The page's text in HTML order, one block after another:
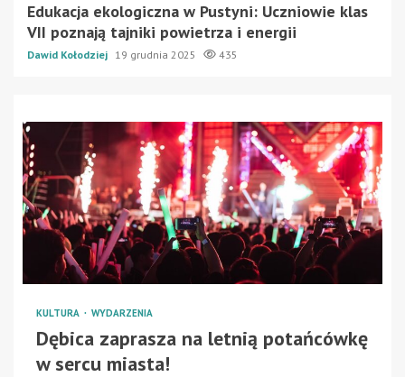
Edukacja ekologiczna w Pustyni: Uczniowie klas
VII poznają tajniki powietrza i energii
Dawid Kołodziej 19 grudnia 2025 435
KULTURA WYDARZENIA
Dębica zaprasza na letnią potańcówkę
w sercu miasta!